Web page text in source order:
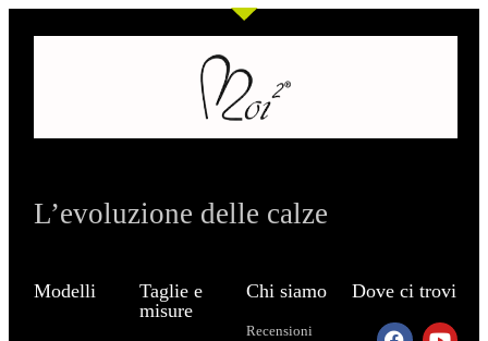
L’evoluzione delle calze
Modelli
Taglie e
misure
Chi siamo
Recensioni
Dove ci trovi